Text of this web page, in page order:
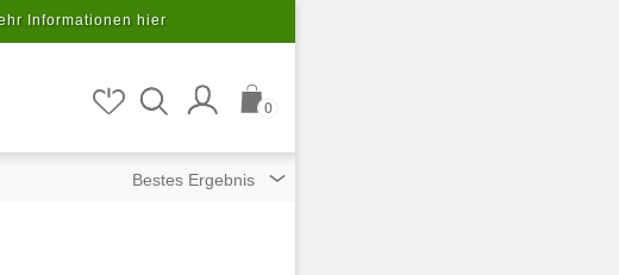
Informationen hier
0